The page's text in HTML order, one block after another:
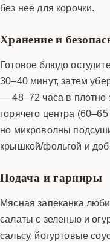
без неё для корочки.
Хранение и
Готовое блюдо
30–40 минут, затем
— 48–72 часа в плотно
горячего центра
но микроволны
крышкой/фольгой и
Подача и гарниры
Мясная запеканка
салаты с зеленью и
сальсу, йогуртовые